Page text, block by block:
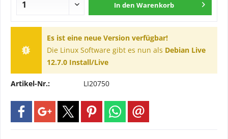
In den Warenkorb
Es ist eine neue Version verfügbar!
Die Linux Software gibt es nun als Debian Live
12.7.0 Install/Live
Artikel-Nr.: LI20750